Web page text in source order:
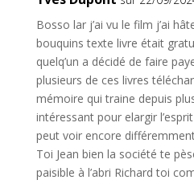
Bosso lar j’ai vu le film j’ai
bouquins texte livre était
quelq’un a décidé de faire
plusieurs de ces livres
mémoire qui traine depuis
intéressant pour elargir
peut voir encore
Toi Jean bien la société te
paisible à l’abri Richard toi